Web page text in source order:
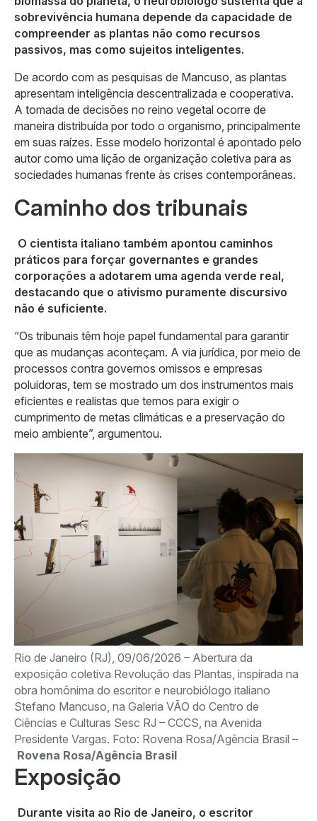
sobrevivência humana depende da capacidade de
compreender as plantas não como recursos
passivos, mas como sujeitos inteligentes.
De acordo com as pesquisas de Mancuso, as plantas
apresentam inteligência descentralizada e cooperativa.
A tomada de decisões no reino vegetal ocorre de
maneira distribuída por todo o organismo, principalmente
em suas raízes. Esse modelo horizontal é apontado pelo
autor como uma lição de organização coletiva para as
sociedades humanas frente às crises contemporâneas.
Caminho dos tribunais
O cientista italiano também apontou caminhos
práticos para forçar governantes e grandes
corporações a adotarem uma agenda verde real,
destacando que o ativismo puramente discursivo
não é suficiente.
“Os tribunais têm hoje papel fundamental para garantir
que as mudanças aconteçam. A via jurídica, por meio de
processos contra governos omissos e empresas
poluidoras, tem se mostrado um dos instrumentos mais
eficientes e realistas que temos para exigir o
cumprimento de metas climáticas e a preservação do
meio ambiente”, argumentou.
Rio de Janeiro (RJ), 09/06/2026 – Abertura da
exposição coletiva Revolução das Plantas, inspirada na
obra homônima do escritor e neurobiólogo italiano
Stefano Mancuso, na Galeria VÃO do Centro de
Ciências e Culturas Sesc RJ – CCCS, na Avenida
Presidente Vargas. Foto: Rovena Rosa/Agência Brasil –
Rovena Rosa/Agência Brasil
Exposição
Durante visita ao Rio de Janeiro, o escritor